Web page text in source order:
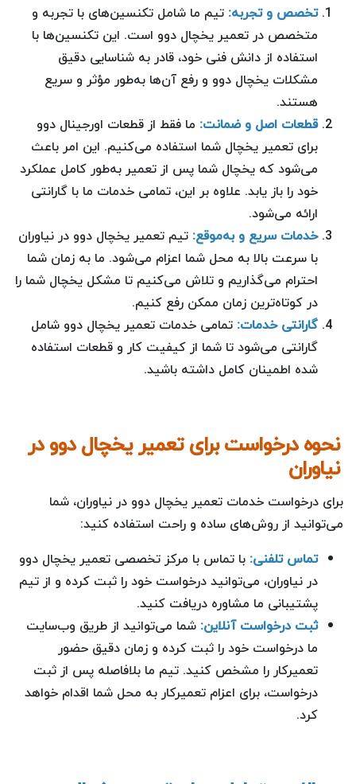
تخصص و تجربه: تیم ما شامل تکنسین‌های با تجربه و
متخصص در تعمیر یخچال دوو است. این تکنسین‌ها با
استفاده از دانش فنی خود، قادر به شناسایی دقیق
مشکلات یخچال دوو و رفع آن‌ها به‌طور مؤثر و سریع
هستند.
قطعات اصل و ضمانت: ما فقط از قطعات اورجینال دوو
برای تعمیر یخچال شما استفاده می‌کنیم. این امر باعث
می‌شود که یخچال شما پس از تعمیر به‌طور کامل عملکرد
خود را باز یابد. علاوه بر این، تمامی خدمات ما با گارانتی
ارائه می‌شود.
خدمات سریع و به‌موقع: تیم تعمیر یخچال دوو در نیاوران
با سرعت بالا به محل شما اعزام می‌شود. ما به زمان شما
احترام می‌گذاریم و تلاش می‌کنیم تا مشکل یخچال شما را
در کوتاه‌ترین زمان ممکن رفع کنیم.
گارانتی خدمات: تمامی خدمات تعمیر یخچال دوو شامل
گارانتی می‌شود تا شما از کیفیت کار و قطعات استفاده
شده اطمینان کامل داشته باشید.
نحوه درخواست برای تعمیر یخچال دوو در
نیاوران
برای درخواست خدمات تعمیر یخچال دوو در نیاوران، شما
می‌توانید از روش‌های ساده و راحت استفاده کنید:
تماس تلفنی: با تماس با مرکز تخصصی تعمیر یخچال دوو
در نیاوران، می‌توانید درخواست خود را ثبت کرده و از تیم
پشتیبانی ما مشاوره دریافت کنید.
ثبت درخواست آنلاین: شما می‌توانید از طریق وب‌سایت
ما درخواست خود را ثبت کرده و زمان دقیق حضور
تعمیرکار را مشخص کنید. تیم ما بلافاصله پس از ثبت
درخواست، برای اعزام تعمیرکار به محل شما اقدام خواهد
کرد.